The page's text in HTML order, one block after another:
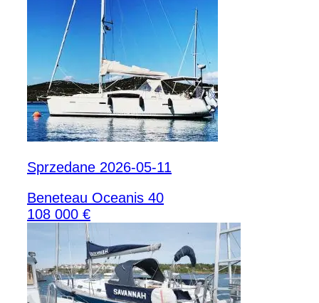
Sprzedane 2026-05-11
Beneteau Oceanis 40
108 000 €